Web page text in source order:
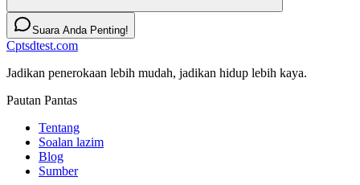
Suara Anda Penting!
Cptsdtest.com
Jadikan penerokaan lebih mudah, jadikan hidup lebih kaya.
Pautan Pantas
Tentang
Soalan lazim
Blog
Sumber